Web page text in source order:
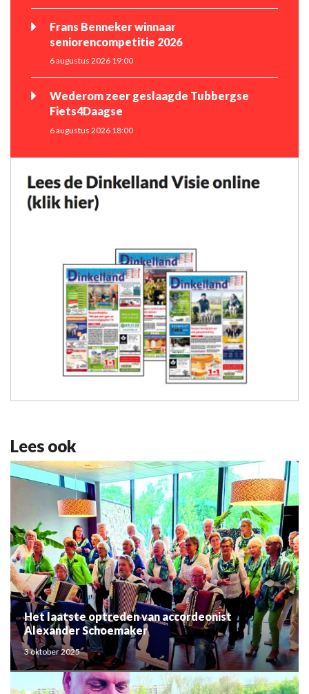
Frans Benneker winnaar
seniorencompetitie 2026
6 augustus 2026 19:00
Wederom zeer geslaagde Tubbergse
Fiets4Daagse
6 augustus 2026 18:00
Lees ook
Het laatste optreden van accordeonist
Alexander Schoemaker
3 oktober 2025